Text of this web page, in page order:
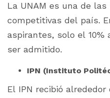
La UNAM es una de
competitivas del país.
aspirantes, solo el 10%
ser admitido.
IPN (Instituto
El IPN recibió alrededor